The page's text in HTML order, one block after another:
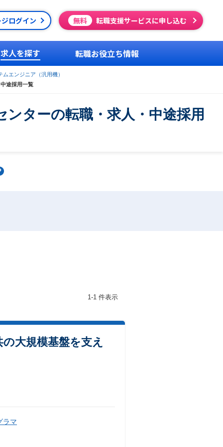
ログイン 無料 転職支援サービスに申し込む
求人を探す 転職お役立ち情報
ムエンジニア（汎用機）
途採用一覧
ターの転職・求人・中途採用
1-1 件表示
大規模基盤を支え
ラマ